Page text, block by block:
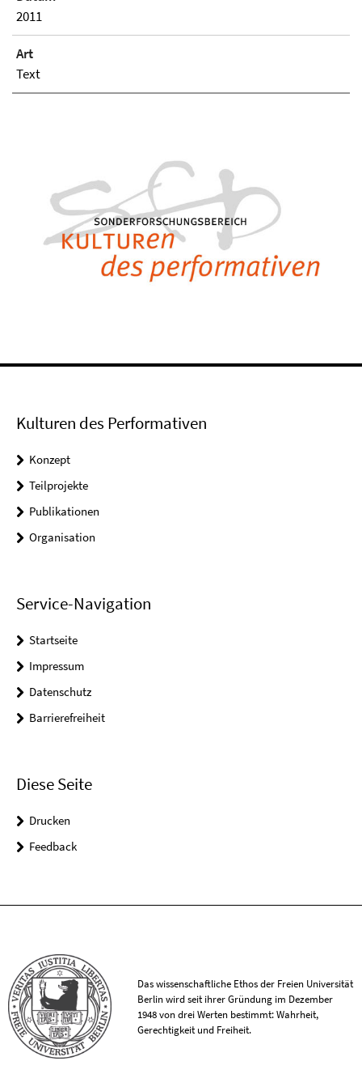
2011
Art
Text
Kulturen des Performativen
Konzept
Teilprojekte
Publikationen
Organisation
Service-Navigation
Startseite
Impressum
Datenschutz
Barrierefreiheit
Diese Seite
Drucken
Feedback
Das wissenschaftliche Ethos der Freien Universität
Berlin wird seit ihrer Gründung im Dezember
1948 von drei Werten bestimmt: Wahrheit,
Gerechtigkeit und Freiheit.